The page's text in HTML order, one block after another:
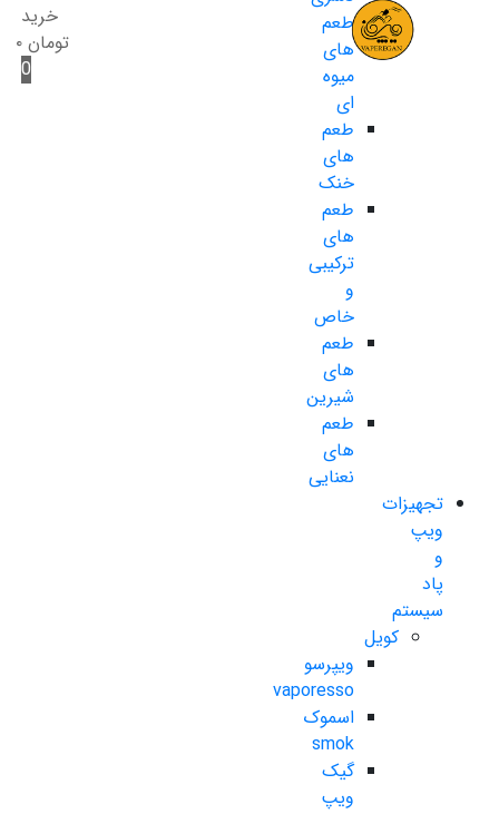
طعم
های
میوه
ای
طعم
های
خنک
طعم
های
ترکیبی
و
خاص
طعم
های
شیرین
طعم
های
نعنایی
تجهیزات
ویپ
و
پاد
سیستم
کویل
ویپرسو
vaporesso
اسموک
smok
گیک
ویپ
خرید
تومان ۰
0